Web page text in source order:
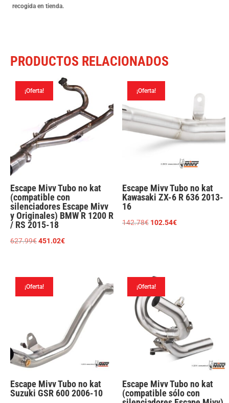
recogida en tienda.
PRODUCTOS RELACIONADOS
¡Oferta!
Escape Mivv Tubo no kat
(compatible con
silenciadores Escape Mivv
y Originales) BMW R 1200 R
/ RS 2015-18
627.99€El
451.02€El
451.02€.
¡Oferta!
Escape Mivv Tubo no kat
Kawasaki ZX-6 R 636 2013-
16
142.78€ El
142.78€.
102.54€El
¡Oferta!
Escape Mivv Tubo no kat
Suzuki GSR 600 2006-10
¡Oferta!
Escape Mivv Tubo no kat
(compatible sólo con